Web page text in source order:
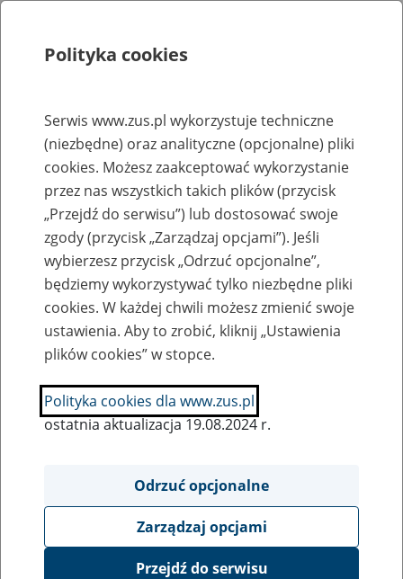
Rejestry, ewidencje i archiwa
Baza zlikwidowanych lub
przekształconych zakładów pracy
Nazwa zakładu pracy:
SZUKAJ
Ukryj wszystkie pozycje bazy
Polityka cookies
Serwis www.zus.pl wykorzystuje techniczne
(niezbędne) oraz analityczne (opcjonalne) pliki
cookies. Możesz zaakceptować wykorzystanie
przez nas wszystkich takich plików (przycisk
„Przejdź do serwisu”) lub dostosować swoje
zgody (przycisk „Zarządzaj opcjami”). Jeśli
wybierzesz przycisk „Odrzuć opcjonalne”,
będziemy wykorzystywać tylko niezbędne pliki
cookies. W każdej chwili możesz zmienić swoje
ustawienia. Aby to zrobić, kliknij „Ustawienia
plików cookies” w stopce.
Polityka cookies dla www.zus.pl
ostatnia aktualizacja 19.08.2024 r.
Odrzuć opcjonalne
Zarządzaj opcjami
Przejdź do serwisu